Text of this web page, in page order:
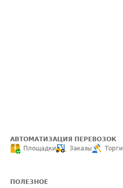
АВТОМАТИЗАЦИЯ ПЕРЕВОЗОК
Площадки
Заказы Торги
ПОЛЕЗНОЕ